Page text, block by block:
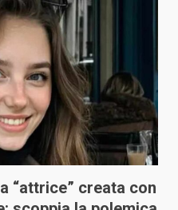
“attrice” creata con